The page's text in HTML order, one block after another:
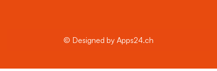
© Designed by Apps24.ch